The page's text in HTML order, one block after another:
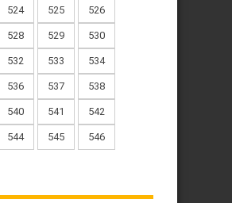
524 525 526
528 529 530
532 533 534
536 537 538
540 541 542
544 545 546